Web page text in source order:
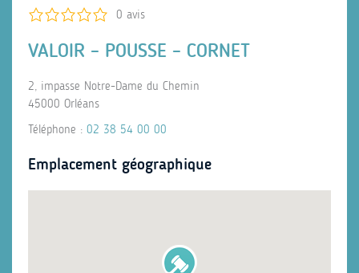
0 avis
VALOIR – POUSSE – CORNET
2, impasse Notre-Dame du Chemin
45000 Orléans
Téléphone : 02 38 54 00 00
Emplacement géographique